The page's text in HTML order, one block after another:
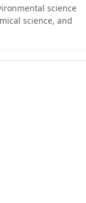
science
science, and